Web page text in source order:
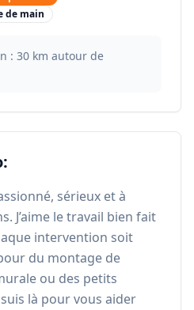
de main
: 30km autour de
sérieux et à
J’aime le travail bien fait
intervention soit
du montage de
ou des petits
là pour vous aider